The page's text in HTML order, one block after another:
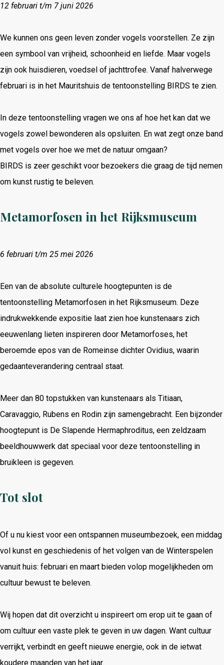
12 februari t/m 7 juni 2026
We kunnen ons geen leven zonder vogels voorstellen. Ze zijn
een symbool van vrijheid, schoonheid en liefde. Maar vogels
zijn ook huisdieren, voedsel of jachttrofee. Vanaf halverwege
februari is in het Mauritshuis de tentoonstelling BIRDS te zien.
In deze tentoonstelling vragen we ons af hoe het kan dat we
vogels zowel bewonderen als opsluiten. En wat zegt onze band
met vogels over hoe we met de natuur omgaan?
BIRDS is zeer geschikt voor bezoekers die graag de tijd nemen
om kunst rustig te beleven.
Metamorfosen in het Rijksmuseum
6 februari t/m 25 mei 2026
Een van de absolute culturele hoogtepunten is de
tentoonstelling Metamorfosen in het Rijksmuseum. Deze
indrukwekkende expositie laat zien hoe kunstenaars zich
eeuwenlang lieten inspireren door Metamorfoses, het
beroemde epos van de Romeinse dichter Ovidius, waarin
gedaanteverandering centraal staat.
Meer dan 80 topstukken van kunstenaars als Titiaan,
Caravaggio, Rubens en Rodin zijn samengebracht. Een bijzonder
hoogtepunt is De Slapende Hermaphroditus, een zeldzaam
beeldhouwwerk dat speciaal voor deze tentoonstelling in
bruikleen is gegeven.
Tot slot
Of u nu kiest voor een ontspannen museumbezoek, een middag
vol kunst en geschiedenis of het volgen van de Winterspelen
vanuit huis: februari en maart bieden volop mogelijkheden om
cultuur bewust te beleven.
Wij hopen dat dit overzicht u inspireert om erop uit te gaan of
om cultuur een vaste plek te geven in uw dagen. Want cultuur
verrijkt, verbindt en geeft nieuwe energie, ook in de ietwat
koudere maanden van het jaar.